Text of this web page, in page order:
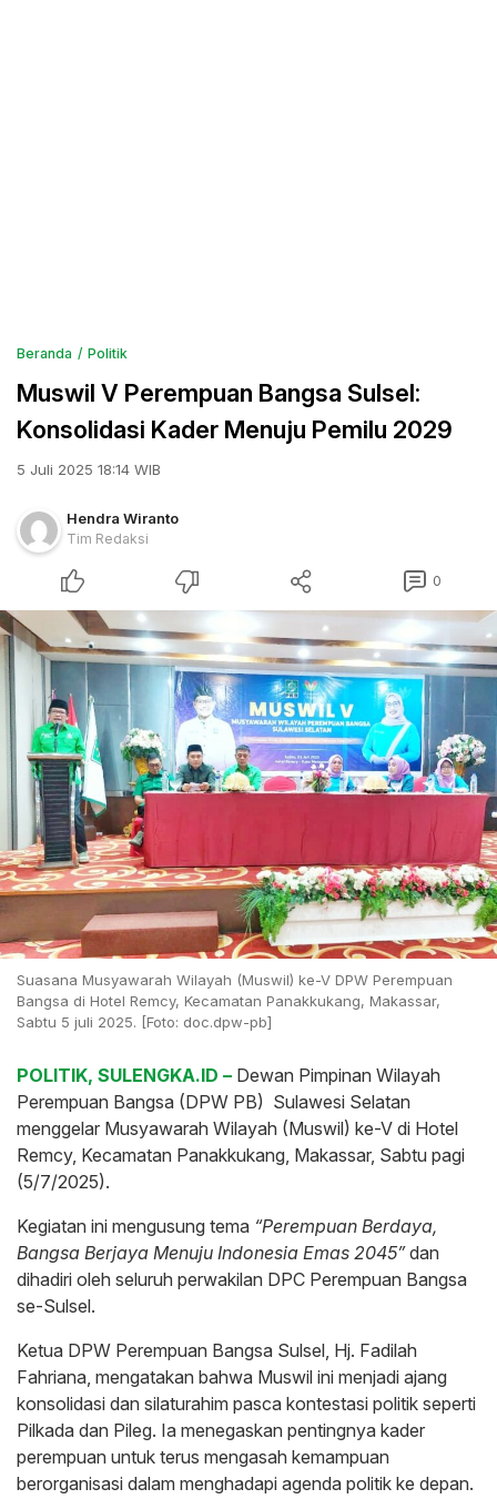
Beranda Politik
Muswil V Perempuan Bangsa Sulsel:
Konsolidasi Kader Menuju Pemilu 2029
5 Juli 2025 18:14 WIB
Hendra Wiranto
Tim Redaksi
0
Suasana Musyawarah Wilayah (Muswil) ke-V DPW Perempuan
Bangsa di Hotel Remcy, Kecamatan Panakkukang, Makassar,
Sabtu 5 juli 2025. [Foto: doc.dpw-pb]
POLITIK, SULENGKA.ID – Dewan Pimpinan Wilayah
Perempuan Bangsa (DPW PB) Sulawesi Selatan
menggelar Musyawarah Wilayah (Muswil) ke-V di Hotel
Remcy, Kecamatan Panakkukang, Makassar, Sabtu pagi
(5/7/2025).
Kegiatan ini mengusung tema “Perempuan Berdaya,
Bangsa Berjaya Menuju Indonesia Emas 2045”dan
dihadiri oleh seluruh perwakilan DPC Perempuan Bangsa
se-Sulsel.
Ketua DPW Perempuan Bangsa Sulsel, Hj. Fadilah
Fahriana, mengatakan bahwa Muswil ini menjadi ajang
konsolidasi dan silaturahim pasca kontestasi politik seperti
Pilkada dan Pileg. Ia menegaskan pentingnya kader
perempuan untuk terus mengasah kemampuan
berorganisasi dalam menghadapi agenda politik ke depan.